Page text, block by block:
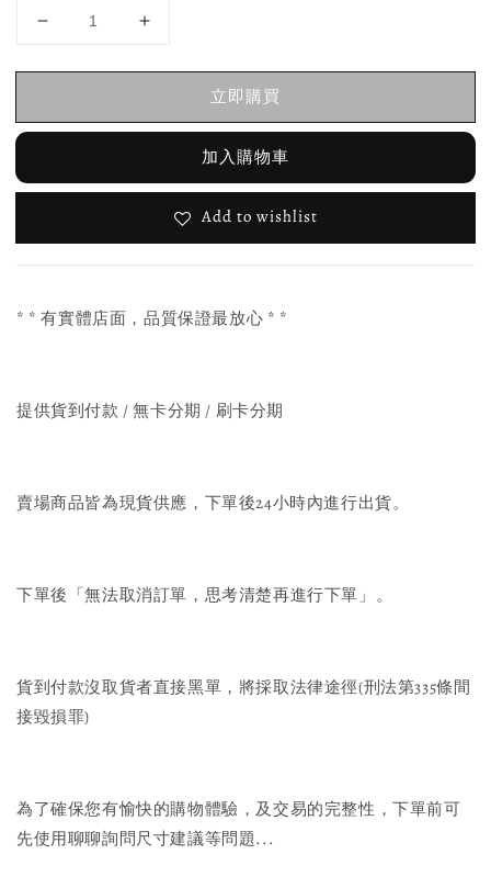
立即購買
加入購物車
Add to wishlist
* * 有實體店面，品質保證最放心 * *
提供貨到付款 / 無卡分期 / 刷卡分期
賣場商品皆為現貨供應，下單後24小時內進行出貨。
下單後「無法取消訂單，思考清楚再進行下單」。
貨到付款沒取貨者直接黑單，將採取法律途徑(刑法第335條間
接毀損罪)
為了確保您有愉快的購物體驗，及交易的完整性，下單前可
先使用聊聊詢問尺寸建議等問題...